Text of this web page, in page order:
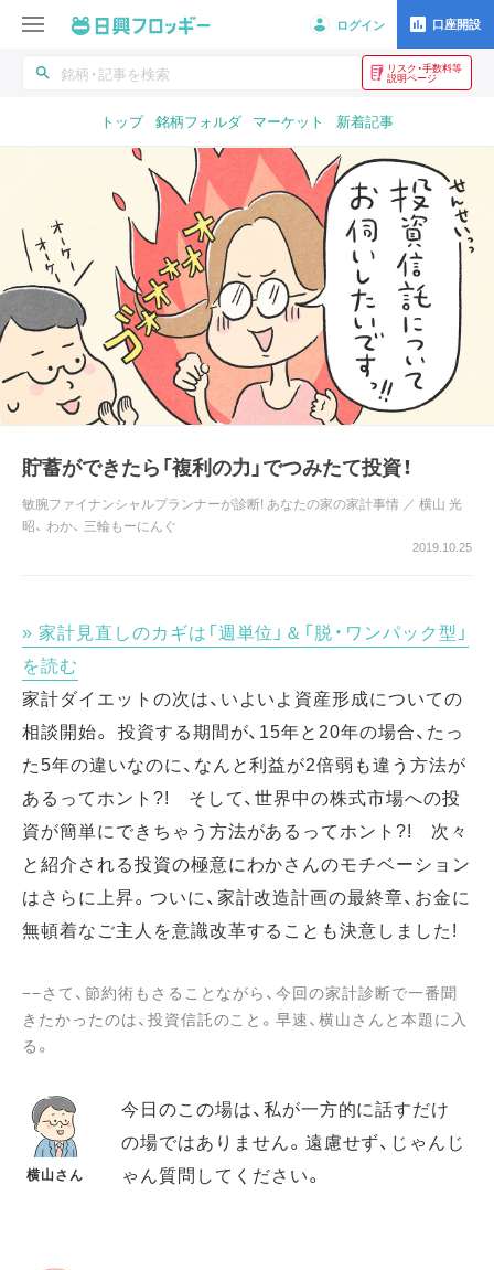
ログイン 口座開設
トップ 銘柄フォルダ マーケット 新着記事
search リスク・手数料等
説明ページ
貯蓄ができたら「複利の力」でつみたて投資！
敏腕ファイナンシャルプランナーが診断! あなたの家の家計事情 ／ 横山 光
昭、 わか、 三輪もーにんぐ
2019.10.25
家計見直しのカギは「週単位」＆「脱・ワンパック型」
を読む
家計ダイエットの次は、いよいよ資産形成についての
相談開始。 投資する期間が、15年と20年の場合、たっ
た5年の違いなのに、なんと利益が2倍弱も違う方法が
あるってホント?! そして、世界中の株式市場への投
資が簡単にできちゃう方法があるってホント?! 次々
と紹介される投資の極意にわかさんのモチベーション
はさらに上昇。ついに、家計改造計画の最終章、お金に
無頓着なご主人を意識改革することも決意しました!
−−さて、節約術もさることながら、今回の家計診断で一番聞
きたかったのは、投資信託のこと。早速、横山さんと本題に入
る。
横山さん
今日のこの場は、私が一方的に話すだけ
の場ではありません。遠慮せず、じゃんじ
ゃん質問してください。